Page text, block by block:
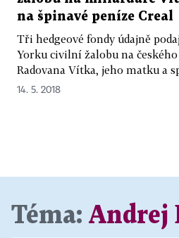
na špinavé peníze Creal
Tři hedgeové fondy údajně
Yorku civilní žalobu na
Radovana Vítka, jeho matku a
14. 5. 2018
Téma: Andrej